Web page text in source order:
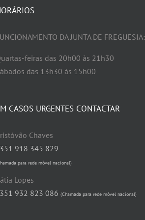
DA JUNTA DE FREGUESIA:
feiras das 20h00 às 21h30
das 13h30 às 15h00
CASOS URGENTES CONTACTAR
Chaves
918 345 829
para rede móvel nacional)
Lopes
932 823 086 (Chamada para rede móvel nacional)